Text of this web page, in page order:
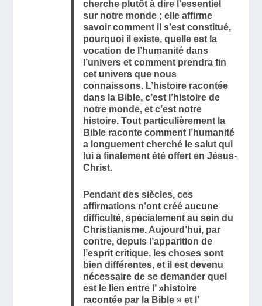
cherche plutôt à dire l’essentiel
sur notre monde ; elle affirme
savoir comment il s’est constitué,
pourquoi il existe, quelle est la
vocation de l’humanité dans
l’univers et comment prendra fin
cet univers que nous
connaissons. L’histoire racontée
dans la Bible, c’est l’histoire de
notre monde, et c’est notre
histoire. Tout particulièrement la
Bible raconte comment l’humanité
a longuement cherché le salut qui
lui a finalement été offert en Jésus-
Christ.
Pendant des siècles, ces
affirmations n’ont créé aucune
difficulté, spécialement au sein du
Christianisme. Aujourd’hui, par
contre, depuis l’apparition de
l’esprit critique, les choses sont
bien différentes, et il est devenu
nécessaire de se demander quel
est le lien entre l’ »histoire
racontée par la Bible » et l’